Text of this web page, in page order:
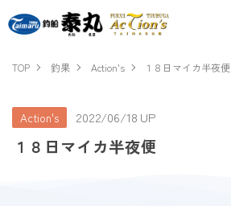
TOP 釣果 Action's １８日マイカ半夜便
Action's 2022/06/18 UP
１８日マイカ半夜便